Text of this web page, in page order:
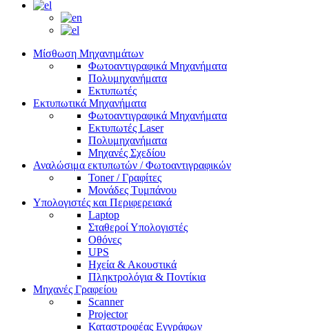
Μίσθωση Μηχανημάτων
Φωτοαντιγραφικά Μηχανήματα
Πολυμηχανήματα
Εκτυπωτές
Εκτυπωτικά Μηχανήματα
Φωτοαντιγραφικά Μηχανήματα
Εκτυπωτές Laser
Πολυμηχανήματα
Μηχανές Σχεδίου
Αναλώσιμα εκτυπωτών / Φωτοαντιγραφικών
Toner / Γραφίτες
Μονάδες Τυμπάνου
Υπολογιστές και Περιφερειακά
Laptop
Σταθεροί Υπολογιστές
Οθόνες
UPS
Ηχεία & Ακουστικά
Πληκτρολόγια & Ποντίκια
Μηχανές Γραφείου
Scanner
Projector
Καταστροφέας Εγγράφων